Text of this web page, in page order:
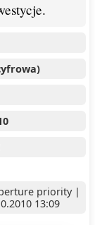
priority |
13:09